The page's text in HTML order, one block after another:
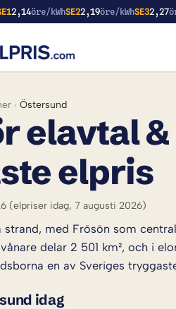
2,14öre/kWhSE22,19öre/kWhSE32,27
› Östersund
elavtal &
elpris
(elpriser idag, 7 augusti 2026)
strand, med Frösön som
delar 2 501 km², och i
en av Sveriges
idag